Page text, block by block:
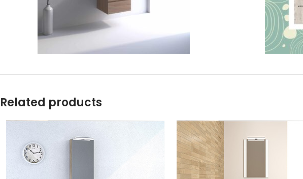
Related products